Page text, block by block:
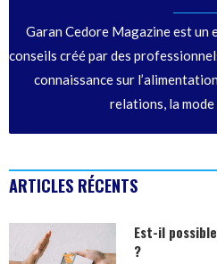
Garan Cedore Magazine est un
conseils créé par des
connaissance sur
relations, la mode
ARTICLES RÉCENTS
Est-il
?